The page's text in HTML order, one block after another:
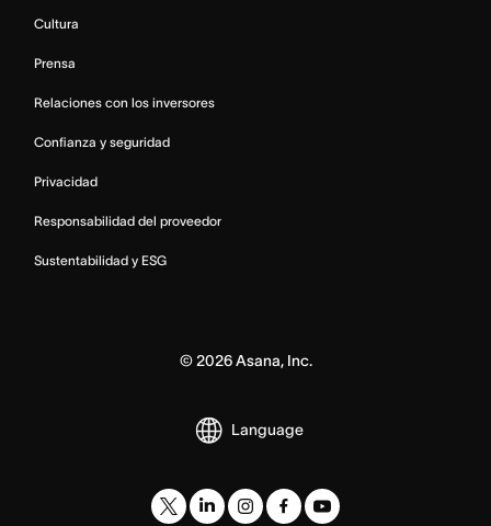
Cultura
Prensa
Relaciones con los inversores
Confianza y seguridad
Privacidad
Responsabilidad del proveedor
Sustentabilidad y ESG
© 2026Asana, Inc.
Language